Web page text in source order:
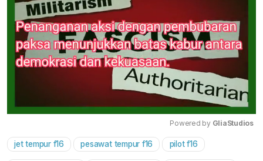
Powered by GliaStudios
jet tempur f16 pesawat tempur f16 pilot f16